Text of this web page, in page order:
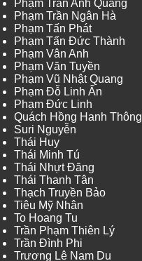
Phạm Trần Anh Quang
Phạm Trần Ngân Hà
Phạm Tấn Phát
Phạm Tấn Đức Thành
Phạm Vân Anh
Phạm Văn Tuyền
Phạm Vũ Nhật Quang
Phạm Đỗ Linh Ấn
Phạm Đức Linh
Quách Hồng Hanh Thông
Suri Nguyễn
Thái Huy
Thái Minh Tú
Thái Nhựt Đăng
Thái Thanh Tân
Thạch Truyền Bảo
Tiêu Mỹ Nhân
To Hoang Tu
Trần Phạm Thiên Lý
Trần Đình Phi
Trương Lê Nam Du